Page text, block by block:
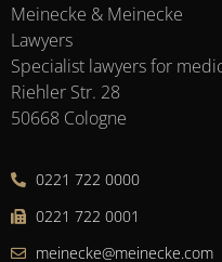
Meinecke & Meinecke
Lawyers
Specialist lawyers for
Riehler Str. 28
50668 Cologne
0221 722 0000
0221 722 0001
meinecke@meinecke.com